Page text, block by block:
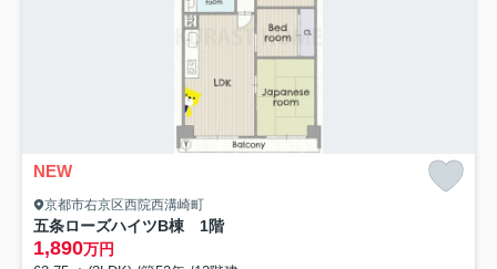
NEW
京都市右京区西院西溝崎町
五条ローズハイツB棟 1階
1,890万円